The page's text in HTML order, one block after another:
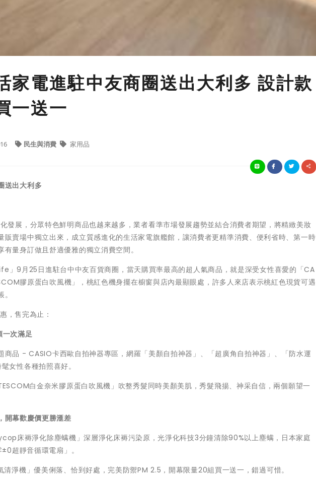
家電進駐中友商圈送出大利多 設計款
一送一
民生與消費 家用品
送出大利多
發展，分眾特色鮮明商品也越來越多，業者看準市場發展趨勢並結合消費者期望，將精緻美妝
販賣場中獨立出來，成立質感進化的生活家電旗艦館，讓消費者更精準消費、便利省時、第一時
量身訂做且舒適優雅的獨立消費空間。
」9月25日進駐台中中友百貨商圈，當天購買率最高的超人氣商品，就是深受女性喜愛的「CA
膠原蛋白吹風機」，桃紅色機身擺在櫥窗與店內最顯眼處，許多人來店表示桃紅色現貨可遇
，售完為止：
一次滿足
商品 - CASIO卡西歐自拍神器專區，網羅「美顏自拍神器」、「超廣角自拍神器」、「防水運
女性各種拍照喜好。
白金奈米膠原蛋白吹風機」吹整秀髮同時美顏美肌，秀髮飛揚、神采自信，兩個願望一
開幕歡慶價更勝滙差
床褥淨化除塵螨機」深層淨化床褥污染原，光淨化科技3分鐘清除90%以上塵螨，日本家庭
超靜音循環電扇」。
淨機」優美俐落、恰到好處，完美防禦PM 2.5，開幕限量20組買一送一，錯過可惜。